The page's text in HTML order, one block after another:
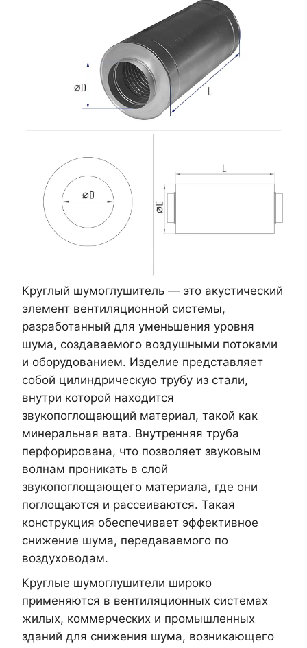
Круглый шумоглушитель — это акустический
элемент вентиляционной системы,
разработанный для уменьшения уровня
шума, создаваемого воздушными потоками
и оборудованием. Изделие представляет
собой цилиндрическую трубу из стали,
внутри которой находится
звукопоглощающий материал, такой как
минеральная вата. Внутренняя труба
перфорирована, что позволяет звуковым
волнам проникать в слой
звукопоглощающего материала, где они
поглощаются и рассеиваются. Такая
конструкция обеспечивает эффективное
снижение шума, передаваемого по
воздуховодам.
Круглые шумоглушители широко
применяются в вентиляционных системах
жилых, коммерческих и промышленных
зданий для снижения шума, возникающего